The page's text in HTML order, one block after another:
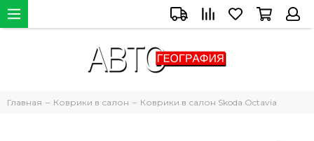
Главная Коврики в салон Коврики в салон Skoda Octavia